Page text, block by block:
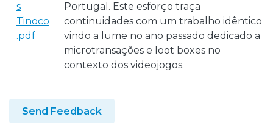
s
Tinoco
.pdf
Portugal. Este esforço traça
continuidades com um trabalho idêntico
vindo a lume no ano passado dedicado a
microtransações e loot boxes no
contexto dos videojogos.
Send Feedback